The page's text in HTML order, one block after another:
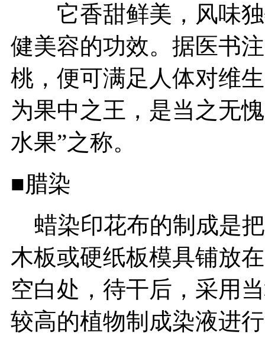
它香甜鲜美，风味独
健美容的功效。据医书
桃，便可满足人体对维
为果中之王，是当之无
水果”之称。
■腊染
蜡染印花布的制成是
木板或硬纸板模具铺放
空白处，待干后，采用
较高的植物制成染液进